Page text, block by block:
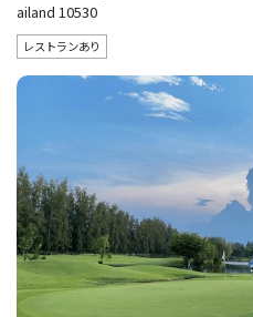
ailand 10530
レストランあり